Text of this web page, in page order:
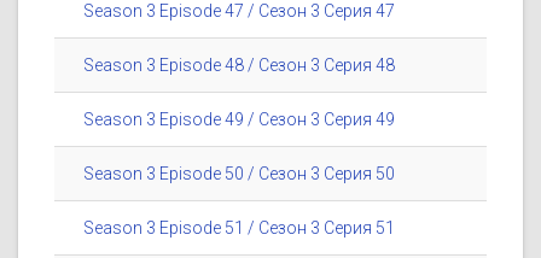
Season 3 Episode 47 / Сезон 3 Серия 47
Season 3 Episode 48 / Сезон 3 Серия 48
Season 3 Episode 49 / Сезон 3 Серия 49
Season 3 Episode 50 / Сезон 3 Серия 50
Season 3 Episode 51 / Сезон 3 Серия 51